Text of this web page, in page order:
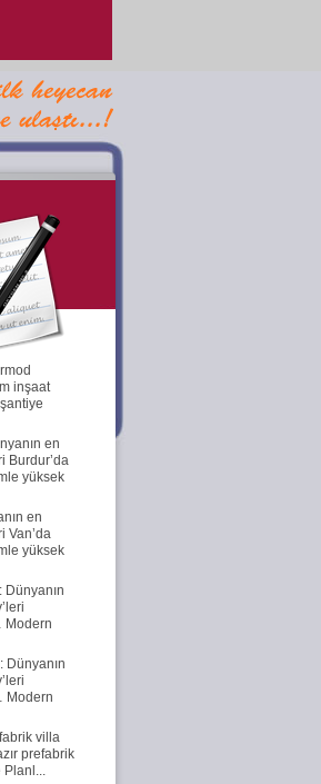
inşaat
en
Burdur’da
yüksek
en
Van’da
yüksek
: Dünyanın
Modern
: Dünyanın
Modern
villa
prefabrik
Planl...